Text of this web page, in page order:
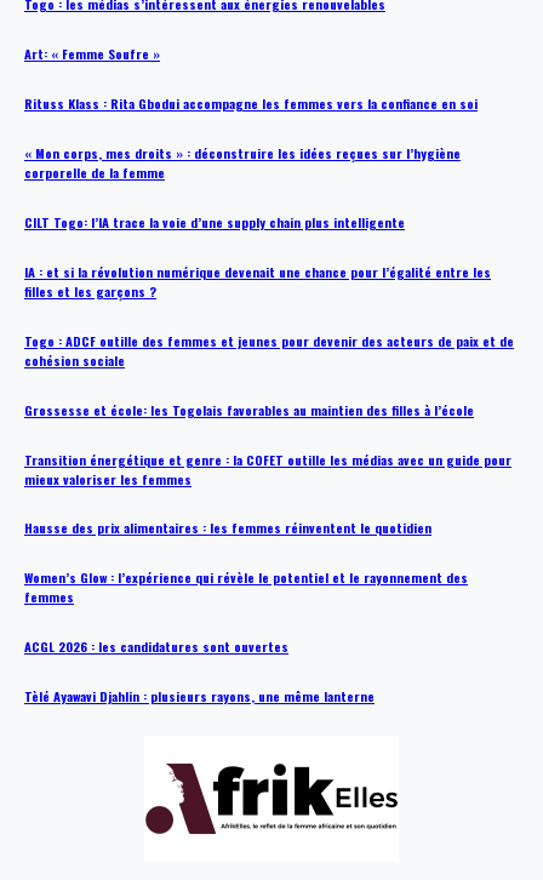
Art: « Femme Soufre »
Rituss Klass : Rita Gbodui accompagne les femmes vers la confiance en soi
« Mon corps, mes droits » : déconstruire les idées reçues sur l’hygiène
corporelle de la femme
CILT Togo: l’IA trace la voie d’une supply chain plus intelligente
IA : et si la révolution numérique devenait une chance pour l’égalité entre les
filles et les garçons ?
Togo : ADCF outille des femmes et jeunes pour devenir des acteurs de paix et de
cohésion sociale
Grossesse et école: les Togolais favorables au maintien des filles à l’école
Transition énergétique et genre : la COFET outille les médias avec un guide pour
mieux valoriser les femmes
Hausse des prix alimentaires : les femmes réinventent le quotidien
Women’s Glow : l’expérience qui révèle le potentiel et le rayonnement des
femmes
ACGL 2026 : les candidatures sont ouvertes
Tèlé Ayawavi Djahlin : plusieurs rayons, une même lanterne